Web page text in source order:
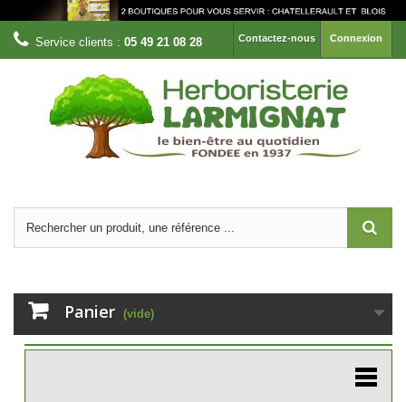
Connexion
Contactez-nous
Service clients : 05 49 21 08 28
Panier (vide)